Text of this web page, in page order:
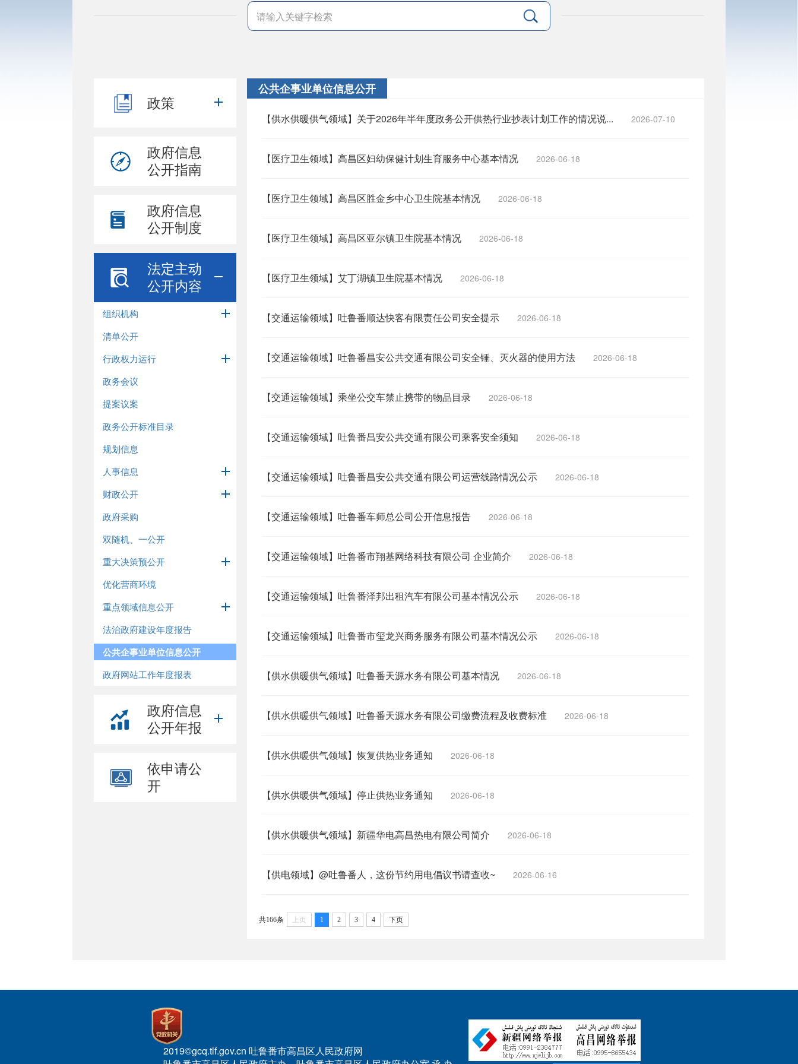
政策
政府信息
公开指南
政府信息
公开制度
法定主动
公开内容
组织机构
清单公开
行政权力运行
政务会议
提案议案
政务公开标准目录
规划信息
人事信息
财政公开
政府采购
双随机、一公开
重大决策预公开
优化营商环境
重点领域信息公开
法治政府建设年度报告
公共企事业单位信息公开
政府网站工作年度报表
政府信息
公开年报
依申请公
开
公共企事业单位信息公开
【供水供暖供气领域】关于2026年半年度政务公开供热行业抄表计划工作的情况说... 2026-07-10
【医疗卫生领域】高昌区妇幼保健计划生育服务中心基本情况 2026-06-18
【医疗卫生领域】高昌区胜金乡中心卫生院基本情况 2026-06-18
【医疗卫生领域】高昌区亚尔镇卫生院基本情况 2026-06-18
【医疗卫生领域】艾丁湖镇卫生院基本情况 2026-06-18
【交通运输领域】吐鲁番顺达快客有限责任公司安全提示 2026-06-18
【交通运输领域】吐鲁番昌安公共交通有限公司安全锤、灭火器的使用方法 2026-06-18
【交通运输领域】乘坐公交车禁止携带的物品目录 2026-06-18
【交通运输领域】吐鲁番昌安公共交通有限公司乘客安全须知 2026-06-18
【交通运输领域】吐鲁番昌安公共交通有限公司运营线路情况公示 2026-06-18
【交通运输领域】吐鲁番车师总公司公开信息报告 2026-06-18
【交通运输领域】吐鲁番市翔基网络科技有限公司 企业简介 2026-06-18
【交通运输领域】吐鲁番泽邦出租汽车有限公司基本情况公示 2026-06-18
【交通运输领域】吐鲁番市玺龙兴商务服务有限公司基本情况公示 2026-06-18
【供水供暖供气领域】吐鲁番天源水务有限公司基本情况 2026-06-18
【供水供暖供气领域】吐鲁番天源水务有限公司缴费流程及收费标准 2026-06-18
【供水供暖供气领域】恢复供热业务通知 2026-06-18
【供水供暖供气领域】停止供热业务通知 2026-06-18
【供水供暖供气领域】新疆华电高昌热电有限公司简介 2026-06-18
【供电领域】@吐鲁番人，这份节约用电倡议书请查收~ 2026-06-16
共166条 上页 1 2 3 4 下页
2019©gcq.tlf.gov.cn 吐鲁番市高昌区人民政府网